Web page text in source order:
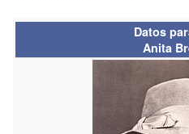
Datos
Anita